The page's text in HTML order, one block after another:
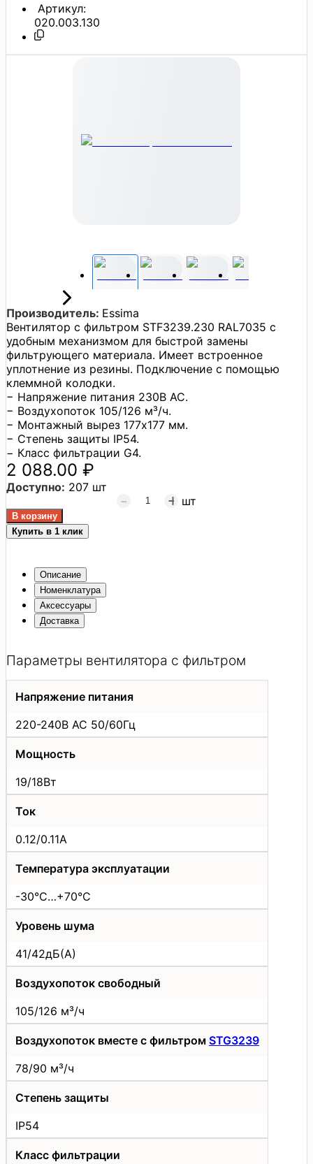
Артикул:
020.003.130
Производитель: Essima
Вентилятор с фильтром STF3239.230 RAL7035 с
удобным механизмом для быстрой замены
фильтрующего материала. Имеет встроенное
уплотнение из резины. Подключение с помощью
клеммной колодки.
− Напряжение питания 230В АС.
− Воздухопоток 105/126 м³/ч.
− Монтажный вырез 177х177 мм.
− Степень защиты IP54.
− Класс фильтрации G4.
2 088.00 ₽
Доступно: 207 шт
шт
Купить в 1 клик
Описание
Номенклатура
Аксессуары
Доставка
Параметры вентилятора с фильтром
Напряжение питания
220-240В АС 50/60Гц
Мощность
19/18Вт
Ток
0.12/0.11А
Температура эксплуатации
-30°C…+70°C
Уровень шума
41/42дБ(А)
Воздухопоток свободный
105/126 м³/ч
Воздухопоток вместе с фильтром STG3239
78/90 м³/ч
Степень защиты
IP54
Класс фильтрации